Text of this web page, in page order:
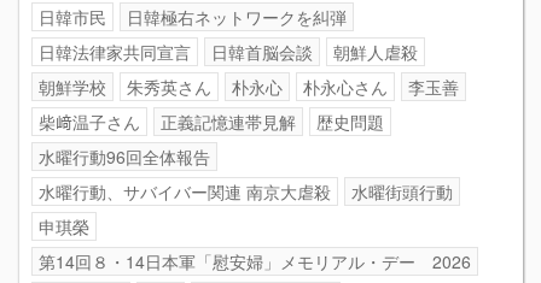
日韓市民
日韓極右ネットワークを糾弾
日韓法律家共同宣言
日韓首脳会談
朝鮮人虐殺
朝鮮学校
朱秀英さん 朴永心 朴永心さん
李玉善
柴﨑温子さん
正義記憶連帯見解
歴史問題
水曜行動96回全体報告
水曜行動、サバイバー関連 南京大虐殺
水曜街頭行動
申琪榮
第14回８・14日本軍「慰安婦」メモリアル・デー 2026